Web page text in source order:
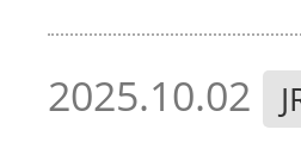
2025.10.02